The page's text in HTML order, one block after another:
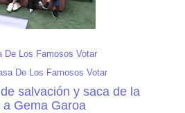
De Los Famosos Votar
De Los Famosos Votar
salvación y saca de la
Gema Garoa